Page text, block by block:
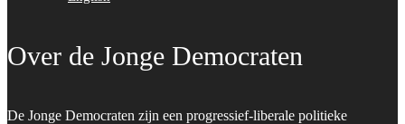
Over de Jonge Democraten
De Jonge Democraten zijn een progressief-liberale politieke